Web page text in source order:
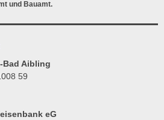
und Bauamt.
Bad Aibling
59
eG